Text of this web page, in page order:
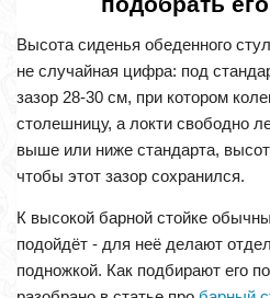
Высота сиденья обеденного
не случайная цифра: под
зазор 28-30 см, при котором
столешницу, а локти свободно
выше или ниже стандарта,
чтобы этот зазор сохранился.
К высокой барной стойке
подойдёт - для неё делают
подножкой. Как подбирают его